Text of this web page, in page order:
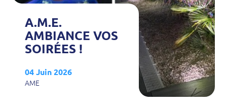
A.M.E.
AMBIANCE VOS
SOIRÉES !
04 Juin 2026
AME